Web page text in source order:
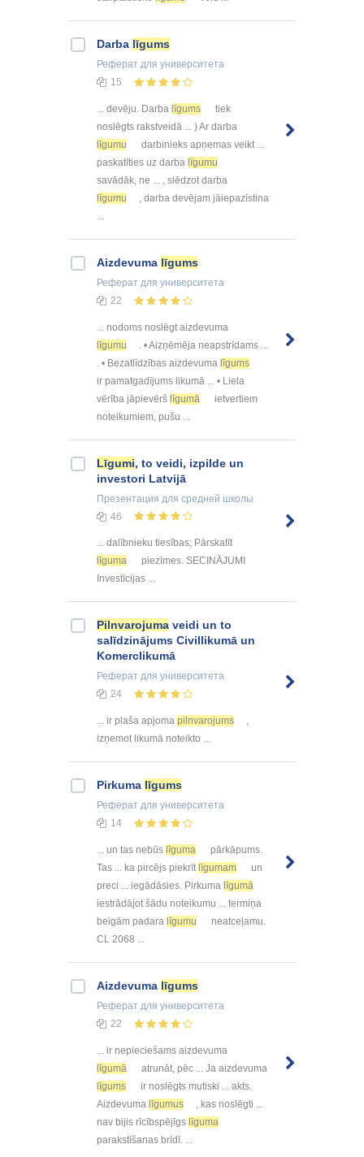
Darba līgums
Реферат для университета
15
... devēju. Darba līgums
tiek
noslēgts rakstveidā ... ) Ar darba
līgumu
darbinieks apņemas veikt ...
paskatīties uz darba līgumu
savādāk, ne ... , slēdzot darba
līgumu
, darba devējam jāiepazīstina
Aizdevuma līgums
Реферат для университета
22
... nodoms noslēgt aizdevuma
līgumu
. • Aizņēmēja neapstrīdams ...
. • Bezatlīdzības aizdevuma līgums
ir pamatgadījums likumā ... • Liela
vērība jāpievērš līgumā
ietvertiem
noteikumiem, pušu ...
Līgumi, to veidi, izpilde un
investori Latvijā
Презентация для средней школы
46
... dalībnieku tiesības; Pārskatīt
līguma
piezīmes. SECINĀJUMI
Investīcijas ...
Pilnvarojuma veidi un to
salīdzinājums Civillikumā un
Komerclikumā
Реферат для университета
24
... ir plaša apjoma pilnvarojums
,
izņemot likumā noteikto ...
Pirkuma līgums
Реферат для университета
14
... un tas nebūs līguma
pārkāpums.
Tas ... ka pircējs piekrīt līgumam
un
preci ... iegādāsies. Pirkuma līgumā
iestrādājot šādu noteikumu ... termiņa
beigām padara līgumu
neatceļamu.
CL 2068 ...
Aizdevuma līgums
Реферат для университета
22
... ir nepieciešams aizdevuma
līgumā
atrunāt, pēc ... Ja aizdevuma
līgums
ir noslēgts mutiski ... akts.
Aizdevuma līgumus
, kas noslēgti ...
nav bijis rīcībspējīgs līguma
parakstīšanas brīdī. ...